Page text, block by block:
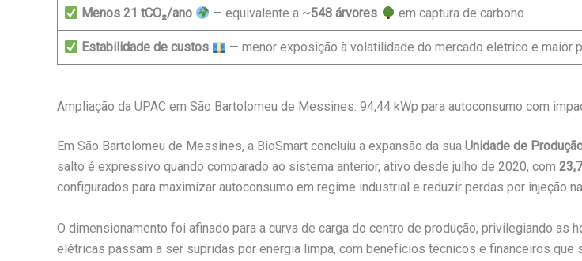
Menos 21 tCO₂/ano — equivalente a ~548 árvores em captura de carbono
Estabilidade de custos — menor exposição à volatilidade do mercado elétrico e maior
Ampliação da UPAC em São Bartolomeu de Messines: 94,44 kWp para autoconsumo com
Em São Bartolomeu de Messines, a BioSmart concluiu a expansão da sua Unidade de
salto é expressivo quando comparado ao sistema anterior, ativo desde julho de 2020, com
configurados para maximizar autoconsumo em regime industrial e reduzir perdas por injeção
O dimensionamento foi afinado para a curva de carga do centro de produção, privilegiando as
elétricas passam a ser supridas por energia limpa, com benefícios técnicos e financeiros